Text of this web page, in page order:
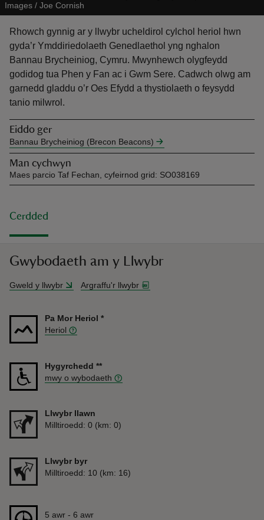
do
Images / Joe Cornish
Rhowch gynnig ar y llwybr ucheldirol cylchol heriol hwn
gyda’r Ymddiriedolaeth Genedlaethol yng nghalon
Bannau Brycheiniog, Cymru. Mwynhewch olygfeydd
godidog tua Phen y Fan ac i Gwm Sere. Cadwch olwg am
garnedd gladdu o’r Oes Efydd a thystiolaeth o feysydd
tanio milwrol.
Eiddo ger
Bannau Brycheiniog (Brecon Beacons)
Man cychwyn
Maes parcio Taf Fechan, cyfeirnod grid: SO038169
Cerdded
Gwybodaeth am y Llwybr
Gweld y llwybr Argraffu'r llwybr
Pa Mor Heriol *
Heriol
Hygyrchedd **
mwy o wybodaeth
Llwybr llawn
Pellter
Milltiroedd: 0 (km: 0)
Llwybr byr
Pellter
Milltiroedd: 10 (km: 16)
Hyd5 awr to 6 awr
5 awr - 6 awr